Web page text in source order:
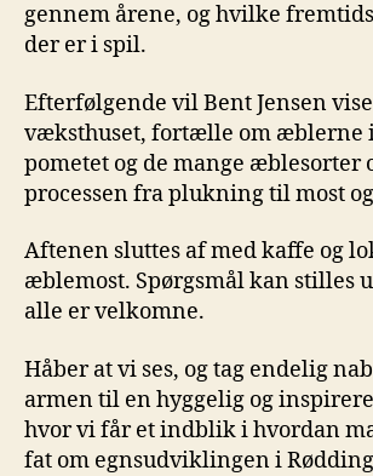
gennem årene, og hvilke
der er i spil.
Efterfølgende vil Bent Jensen
væksthuset, fortælle om æblerne
pometet og de mange æblesorter
processen fra plukning til most
Aftenen sluttes af med kaffe og
æblemost. Spørgsmål kan stilles
alle er velkomne.
Håber at vi ses, og tag endelig
armen til en hyggelig og
hvor vi får et indblik i hvordan
fat om egnsudviklingen i